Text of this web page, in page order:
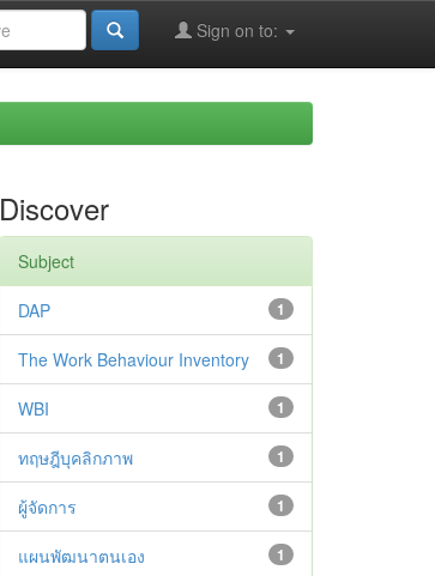
Sign on to:
Discover
Subject
1
DAP
1
The Work Behaviour Inventory
1
WBI
1
ทฤษฎีบุคลิกภาพ
1
ผู้จัดการ
1
แผนพัฒนาตนเอง